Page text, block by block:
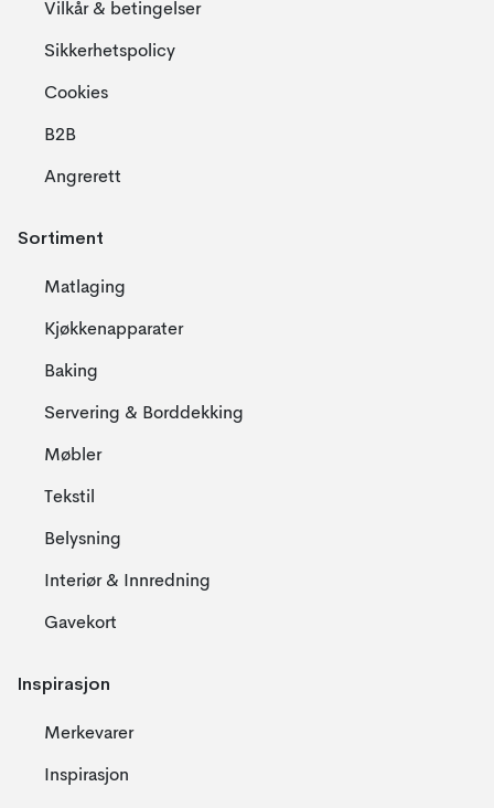
Vilkår & betingelser
Sikkerhetspolicy
Cookies
B2B
Angrerett
Sortiment
Matlaging
Kjøkkenapparater
Baking
Servering & Borddekking
Møbler
Tekstil
Belysning
Interiør & Innredning
Gavekort
Inspirasjon
Merkevarer
Inspirasjon